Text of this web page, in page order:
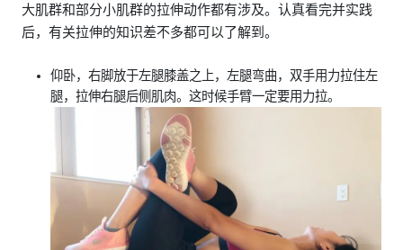
大肌群和部分小肌群的拉伸动作都有涉及。认真看完并实践
后，有关拉伸的知识差不多都可以了解到。
仰卧，右脚放于左腿膝盖之上，左腿弯曲，双手用力拉住左
腿，拉伸右腿后侧肌肉。这时候手臂一定要用力拉。